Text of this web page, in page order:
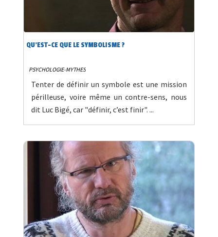
QU’EST-CE QUE LE SYMBOLISME ?
PSYCHOLOGIE-MYTHES
Tenter de définir un symbole est une mission
périlleuse, voire même un contre-sens, nous
dit Luc Bigé, car "définir, c’est finir". ...